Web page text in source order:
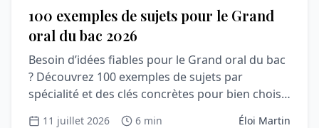
100 exemples de sujets pour le Grand
oral du bac 2026
Besoin d’idées fiables pour le Grand oral du bac
? Découvrez 100 exemples de sujets par
spécialité et des clés concrètes pour bien choisir
11 juillet 2026 6 min Éloi Martin